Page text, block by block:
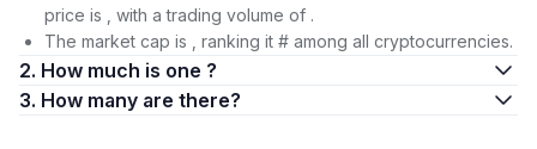
price is , with a trading volume of .
The market cap is , ranking it # among all cryptocurrencies.
2. How much is one ?
3. How many are there?